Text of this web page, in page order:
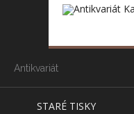
Antikvariát
STARÉ TISKY